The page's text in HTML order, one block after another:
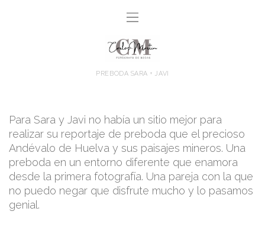
PREBODA SARA + JAVI
Para Sara y Javi no había un sitio mejor para
realizar su reportaje de preboda que el precioso
Andévalo de Huelva y sus paisajes mineros. Una
preboda en un entorno diferente que enamora
desde la primera fotografía. Una pareja con la que
no puedo negar que disfrute mucho y lo pasamos
genial.